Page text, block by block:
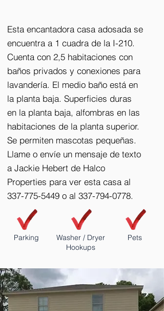
Esta encantadora casa adosada se
encuentra a 1 cuadra de la I-210.
Cuenta con 2,5 habitaciones con
baños privados y conexiones para
lavandería. El medio baño está en
la planta baja. Superficies duras
en la planta baja, alfombras en las
habitaciones de la planta superior.
Se permiten mascotas pequeñas.
Llame o envíe un mensaje de texto
a Jackie Hebert de Halco
Properties para ver esta casa al
337-775-5449 o al 337-794-0778.
Parking
Washer / Dryer
Hookups
Pets